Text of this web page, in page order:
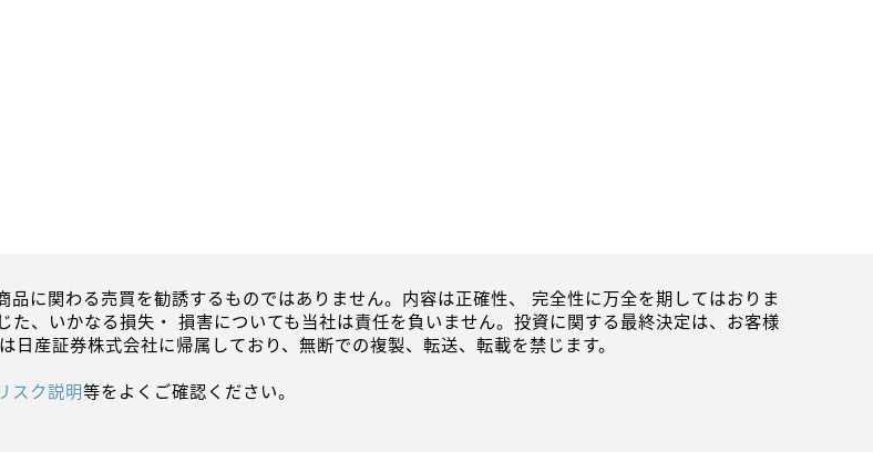
に関わる売買を勧誘するものではありません。内容は正確性、 完全性に万全を期してはおりま
、いかなる損失・ 損害についても当社は責任を負いません。投資に関する最終決定は、お客様
産証券株式会社に帰属しており、無断での複製、転送、転載を禁じます。
スク説明等をよくご確認ください。